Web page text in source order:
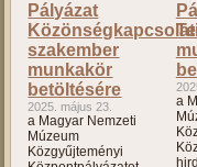
Pályázat
szakember
munkakör
betöltésére
2025. május 23.
a Magyar Nemzeti
Múzeum
Közgyűjteményi
a